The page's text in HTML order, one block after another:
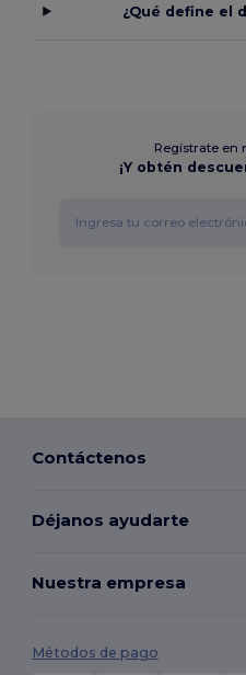
¿Qué define el
Regístrate en
¡Y obtén
Contáctenos
Déjanos ayudarte
Nuestra empresa
Métodos de pago